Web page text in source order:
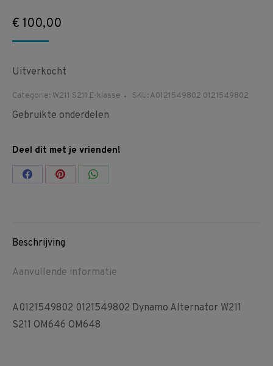
€ 100,00
Uitverkocht
Categorie: W211 S211 E-klasse SKU:A0121549802 0121549802
Gebruikte onderdelen
Deel dit met je vrienden!
Share Share Share
Beschrijving
Aanvullende informatie
A0121549802 0121549802 Dynamo Alternator W211
S211 OM646 OM648